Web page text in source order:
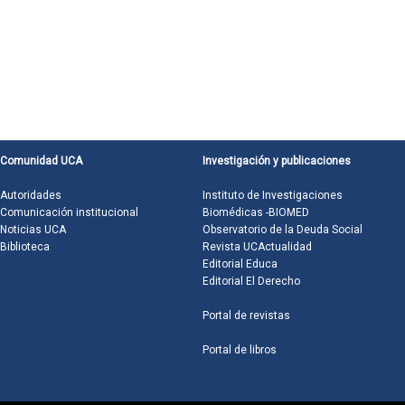
Comunidad UCA
Autoridades
Comunicación institucional
Noticias UCA
Biblioteca
Investigación y publicaciones
Instituto de Investigaciones
Biomédicas -BIOMED
Observatorio de la Deuda Social
Revista UCActualidad
Editorial Educa
Editorial El Derecho
Portal de revistas
Portal de libros